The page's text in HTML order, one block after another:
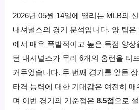
2026년 05월 14일에 열리는 MLB의
내셔널스의 경기 분석입니다. 양 팀은
에서 매우 폭발적이고 높은 득점 양상
턴 내셔널스가 무려 6개의 홈런을 터
거두었습니다. 두 번째 경기를 앞둔
타격 능력에 대한 기대감은 여전히 매
며 이번 경기의 기준점은8.5점 으로